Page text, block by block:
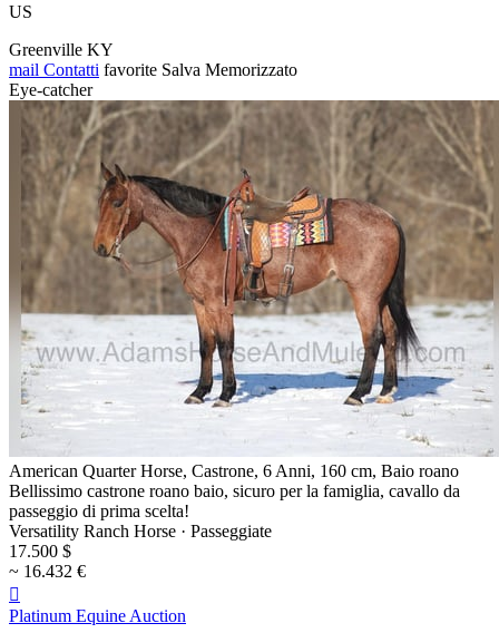
US
Greenville KY
mail Contatti favorite Salva Memorizzato
Eye-catcher
American Quarter Horse, Castrone, 6 Anni, 160 cm, Baio roano
Bellissimo castrone roano baio, sicuro per la famiglia, cavallo da
passeggio di prima scelta!
Versatility Ranch Horse · Passeggiate
17.500 $
~ 16.432 €

Platinum Equine Auction